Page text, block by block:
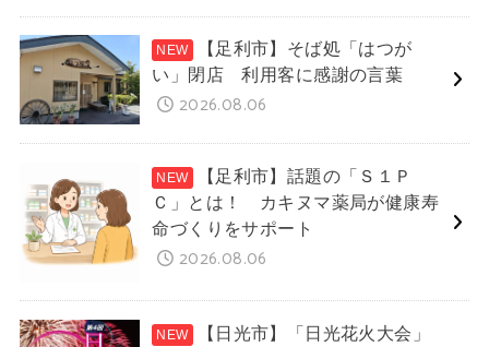
【足利市】そば処「はつが
い」閉店 利用客に感謝の言葉
2026.08.06
【足利市】話題の「Ｓ１Ｐ
Ｃ」とは！ カキヌマ薬局が健康寿
命づくりをサポート
2026.08.06
【日光市】「日光花火大会」